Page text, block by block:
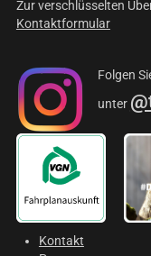
Zur verschlüsselten
Kontaktformular
Folgen
unter
Kontakt